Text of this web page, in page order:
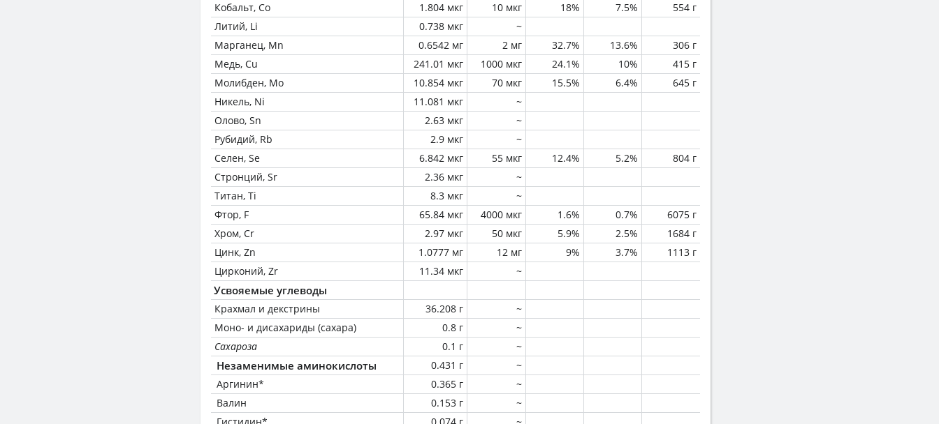
Кобальт, Co
1.804 мкг 10 мкг 18% 7.5%
554 г
Литий, Li
0.738 мкг
~
Марганец, Mn
0.6542 мг 2 мг 32.7% 13.6%
306 г
Медь, Cu
241.01 мкг 1000 мкг 24.1% 10%
415 г
Молибден, Mo
10.854 мкг 70 мкг 15.5% 6.4%
645 г
Никель, Ni
11.081 мкг
~
Олово, Sn
2.63 мкг
~
Рубидий, Rb
2.9 мкг
~
Селен, Se
6.842 мкг 55 мкг 12.4% 5.2%
804 г
Стронций, Sr
2.36 мкг
~
Титан, Ti
8.3 мкг
~
Фтор, F
65.84 мкг 4000 мкг 1.6% 0.7%
6075 г
Хром, Cr
2.97 мкг 50 мкг 5.9% 2.5%
1684 г
Цинк, Zn
1.0777 мг 12 мг 9% 3.7%
1113 г
Цирконий, Zr
11.34 мкг ~
Усвояемые углеводы
Крахмал и декстрины 36.208 г
~
Моно- и дисахариды (сахара)
0.8 г
~
Сахароза
0.1 г ~
Незаменимые аминокислоты 0.431 г
~
Аргинин*
0.365 г
~
Валин
0.153 г
~